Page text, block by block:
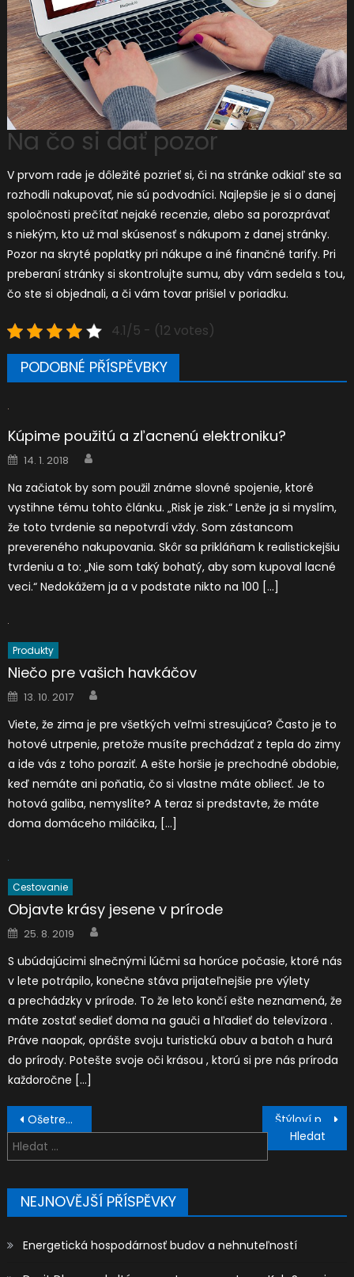
Na čo si dať pozor
V prvom rade je dôležité pozrieť si, či na stránke odkiaľ ste sa
rozhodli nakupovať, nie sú podvodníci. Najlepšie je si o danej
spoločnosti prečítať nejaké recenzie, alebo sa porozprávať
s niekým, kto už mal skúsenosť s nákupom z danej stránky.
Pozor na skryté poplatky pri nákupe a iné finančné tarify. Pri
preberaní stránky si skontrolujte sumu, aby vám sedela s tou,
čo ste si objednali, a či vám tovar prišiel v poriadku.
4.1/5 - (12 votes)
PODOBNÉ PŘÍSPĚVBKY
Kúpime použitú a zľacnenú elektroniku?
Posted
on
14. 1. 2018
Na začiatok by som použil známe slovné spojenie, ktoré
vystihne tému tohto článku. „Risk je zisk.“ Lenže ja si myslím,
že toto tvrdenie sa nepotvrdí vždy. Som zástancom
prevereného nakupovania. Skôr sa prikláňam k realistickejšiu
tvrdeniu a to: „Nie som taký bohatý, aby som kupoval lacné
veci.“ Nedokážem ja a v podstate nikto na 100 […]
Produkty
Niečo pre vašich havkáčov
Posted
on
13. 10. 2017
Viete, že zima je pre všetkých veľmi stresujúca? Často je to
hotové utrpenie, pretože musíte prechádzať z tepla do zimy
a ide vás z toho poraziť. A ešte horšie je prechodné obdobie,
keď nemáte ani poňatia, čo si vlastne máte obliecť. Je to
hotová galiba, nemyslíte? A teraz si predstavte, že máte
doma domáceho miláčika, […]
Cestovanie
Objavte krásy jesene v prírode
Posted
on
25. 8. 2019
S ubúdajúcimi slnečnými lúčmi sa horúce počasie, ktoré nás
v lete potrápilo, konečne stáva prijateľnejšie pre výlety
a prechádzky v prírode. To že leto končí ešte neznamená, že
máte zostať sedieť doma na gauči a hľadieť do televízora .
Práve naopak, oprášte svoju turistickú obuv a batoh a hurá
do prírody. Potešte svoje oči krásou , ktorú si pre nás príroda
každoročne […]
Navigace
pro
příspěvek
Ošetrenie drevených povrchov
Vyhledávání
NEJNOVĚJŠÍ PŘÍSPĚVKY
Energetická hospodárnosť budov a nehnuteľností